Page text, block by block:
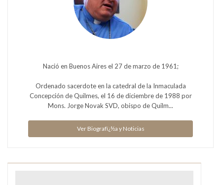
Nació en Buenos Aires el 27 de marzo de 1961;
Ordenado sacerdote en la catedral de la Inmaculada
Concepción de Quilmes, el 16 de diciembre de 1988 por
Mons. Jorge Novak SVD, obispo de Quilm...
Ver Biografï¿½a y Noticias